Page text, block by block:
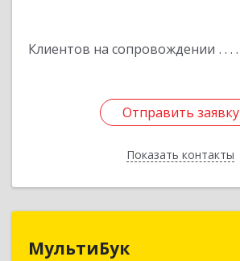
Клиентов на сопровождении
Отправить заявку
Показать контакты
Отправить заявку
Назад
МультиБук